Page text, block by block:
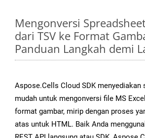
Mengonversi
dari TSV ke Format
Panduan Langkah demi
Aspose.Cells Cloud SDK menyediakan
mudah untuk mengonversi file MS
format gambar, mirip dengan proses
atas untuk HTML. Baik Anda